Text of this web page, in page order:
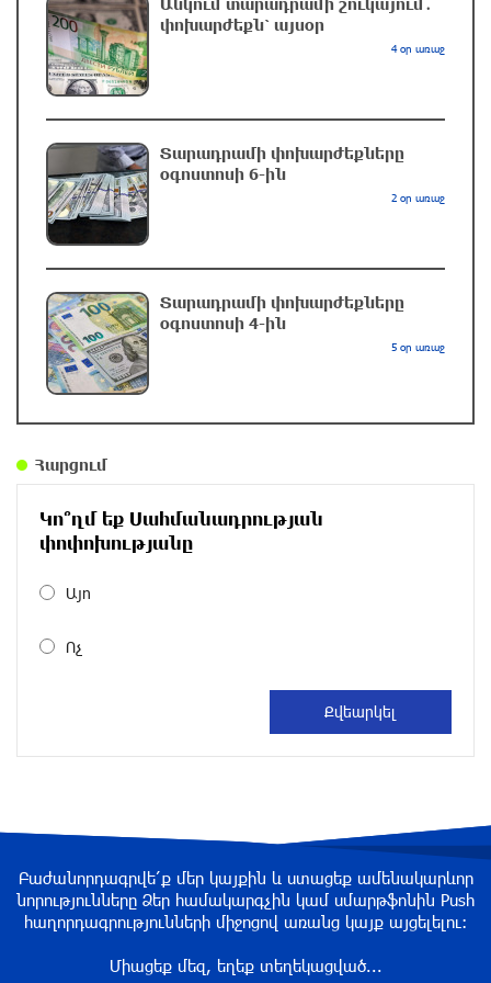
Քրեական վարույթի շրջանակում անձի
անձնական և ընտանեկան կյանքին առնչվող
տվյալների անհարկի հրապարակումն
անթույլատրելի է. ՄԻՊ
Զելենսկին ու Վուչիչը քննարկել են
հնարավորությունները
3 ժամ առաջ
Հրդեհի ահազանգ Սայաթ-Նովա պողոտայում.
շենքից տարհանվել է 5 բնակիչ
Ճապոնական Յակիշիմե կերամիկայի
օգոստոսի 30-ը
Փաշինյանն ու Թրամփը հեռախոսազրույց են
ունեցել
Սիցիլիայի օդանավակայանը փակվել է Էթնա
հրաբխի ժայթքման պատճառով
4 ժամ առաջ
Անկում տարադրամի շուկայում․
փոխարժեքն՝ այսօր
4 օր առաջ
Տարադրամի փոխարժեքները
օգոստոսի 6-ին
2 օր առաջ
Տարադրամի փոխարժեքները
օգոստոսի 4-ին
5 օր առաջ
Հարցում
Կո՞ղմ եք Սահմանադրության
փոփոխությանը
Այո
Ոչ
Բաժանորդագրվե՛ք մեր կայքին և ստացեք ամենակարևոր
նորությունները Ձեր համակարգչին կամ սմարթֆոնին Push
հաղորդագրությունների միջոցով առանց կայք այցելելու։
Միացեք մեզ, եղեք տեղեկացված...